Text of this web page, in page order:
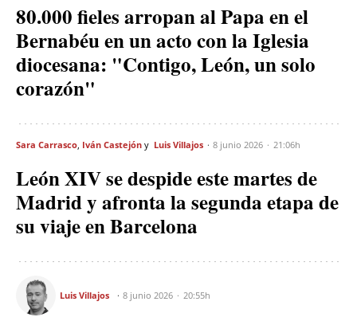
80.000 fieles arropan al Papa en el
Bernabéu en un acto con la Iglesia
diocesana: "Contigo, León, un solo
corazón"
Sara Carrasco Iván Castejón Luis Villajos 8 junio 2026 21:06h
León XIV se despide este martes de
Madrid y afronta la segunda etapa de
su viaje en Barcelona
Luis Villajos 8 junio 2026 20:55h